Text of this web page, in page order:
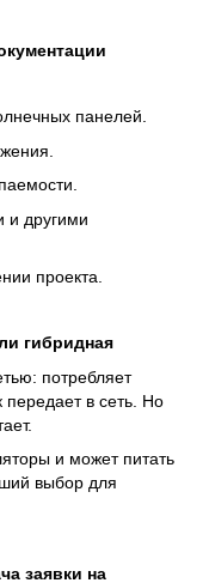
панелей.
и другими
проекта.
гибридная
потребляет
в сеть. Но
и может питать
выбор для
заявки на